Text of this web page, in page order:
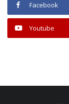
Facebook
Youtube